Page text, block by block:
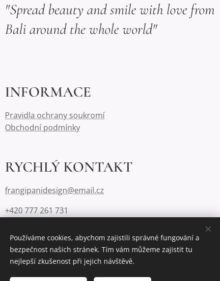
"Spread beauty and smile with love from
Bali around the whole world"
INFORMACE
Pravidla ochrany soukromí
Obchodní podmínky
RYCHLÝ KONTAKT
frangipanidesign@email.cz
+420 777 261 731
Cookies
Používáme cookies, abychom zajistili správné fungování a
bezpečnost našich stránek. Tím vám můžeme zajistit tu
nejlepší zkušenost při jejich návštěvě.